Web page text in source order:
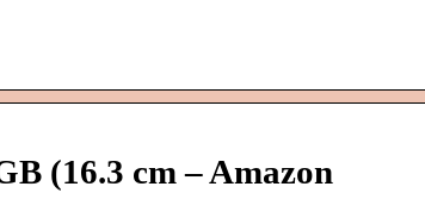
(16.3 cm – Amazon